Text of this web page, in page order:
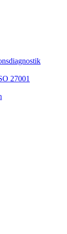
27001